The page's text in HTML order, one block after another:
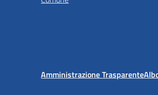
Amministrazione Trasparente